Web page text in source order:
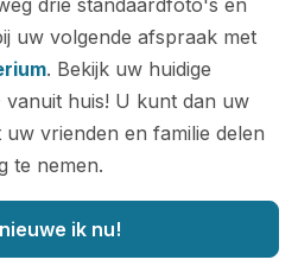
drie standaardfoto's en
uw volgende afspraak met
. Bekijk uw huidige
vanuit huis! U kunt dan uw
vrienden en familie delen
te nemen.
ik nu!